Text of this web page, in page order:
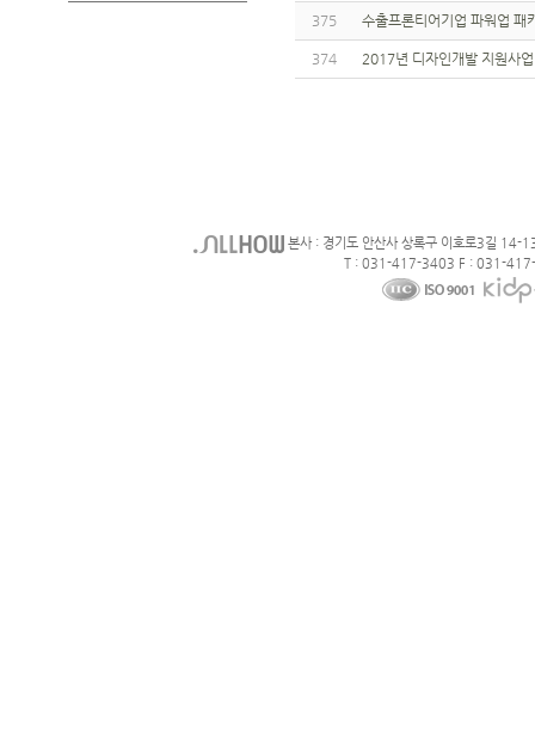
375 수출프론티어기업 파워업
374 2017년 디자인개발 지원사
본사 : 경기도 안산사 상록구 이호로3길 14-
T : 031-417-3403 F : 031-